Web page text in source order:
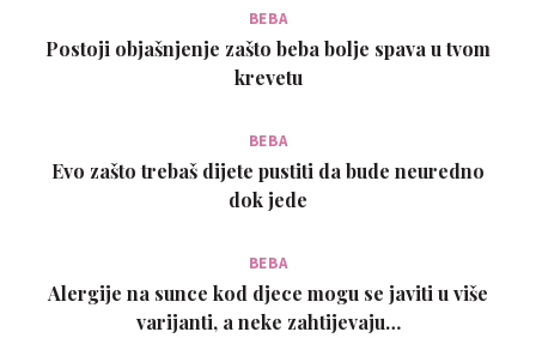
BEBA
Postoji objašnjenje zašto beba bolje spava u tvom
krevetu
BEBA
Evo zašto trebaš dijete pustiti da bude neuredno
dok jede
BEBA
Alergije na sunce kod djece mogu se javiti u više
varijanti, a neke zahtijevaju…